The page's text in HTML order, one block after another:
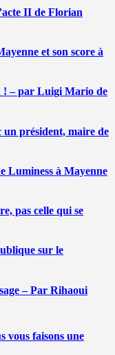
II de Florian
et son score à
! – par Luigi Mario de
un président, maire de
Luminess à Mayenne
pas celle qui se
sur le
– Par Rihaoui
vous faisons une